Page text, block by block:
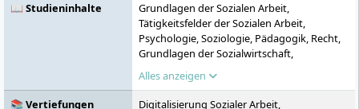
📖 Studieninhalte
Grundlagen der Sozialen Arbeit,
Tätigkeitsfelder der Sozialen Arbeit,
Psychologie, Soziologie, Pädagogik, Recht,
Grundlagen der Sozialwirtschaft,
Wirtschaftslehre in der Sozialen Arbeit,
Betriebswirtschaft in der Sozialen Arbeit,
Finanzierung und Entgeltmanagement,
Alles anzeigen
📚 Vertiefungen
Digitalisierung Sozialer Arbeit,